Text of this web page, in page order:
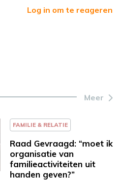
Log in om te reageren
Meer
FAMILIE & RELATIE
Raad Gevraagd: “moet ik
organisatie van
familieactiviteiten uit
handen geven?”